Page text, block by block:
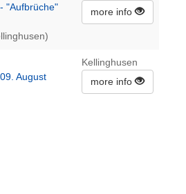
"Aufbrüche"
more info
August
Kellinghusen
more info